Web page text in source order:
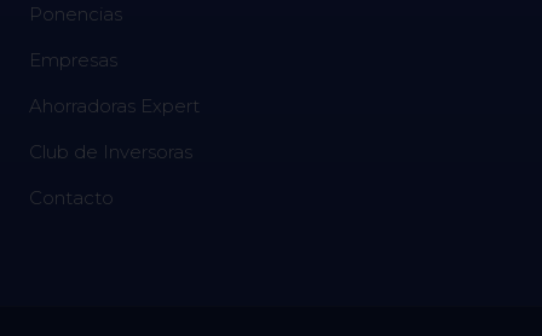
Ponencias
Empresas
Ahorradoras Expert
Club de Inversoras
Contacto